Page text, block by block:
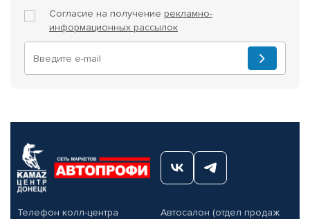
Согласие на получение рекламно-
информационных рассылок
Телефон колл-центра
Автосалон (отдел продаж